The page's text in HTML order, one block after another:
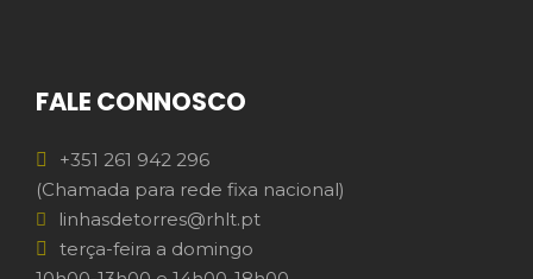
FALE CONNOSCO
+351 261 942 296
(Chamada para rede fixa nacional)
linhasdetorres@rhlt.pt
terça-feira a domingo